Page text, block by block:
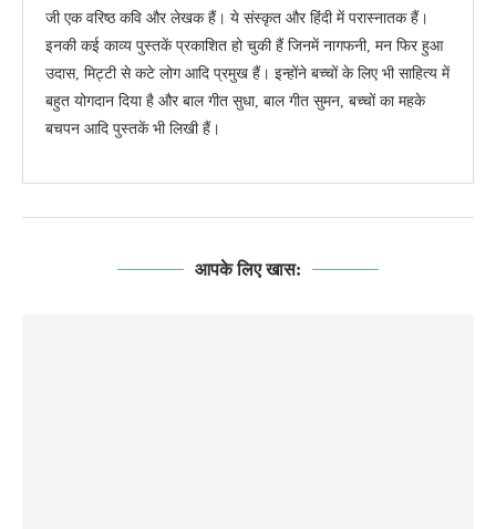
जी एक वरिष्ठ कवि और लेखक हैं। ये संस्कृत और हिंदी में परास्नातक हैं।
इनकी कई काव्य पुस्तकें प्रकाशित हो चुकी हैं जिनमें नागफनी, मन फिर हुआ
उदास, मिट्टी से कटे लोग आदि प्रमुख हैं। इन्होंने बच्चों के लिए भी साहित्य में
बहुत योगदान दिया है और बाल गीत सुधा, बाल गीत सुमन, बच्चों का महके
बचपन आदि पुस्तकें भी लिखी हैं।
आपके लिए खास: